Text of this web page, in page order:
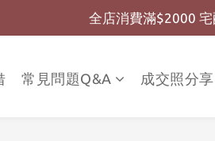
全店消費滿$999 超
全店消費滿$2000
常見問題Q&A 成交照分享